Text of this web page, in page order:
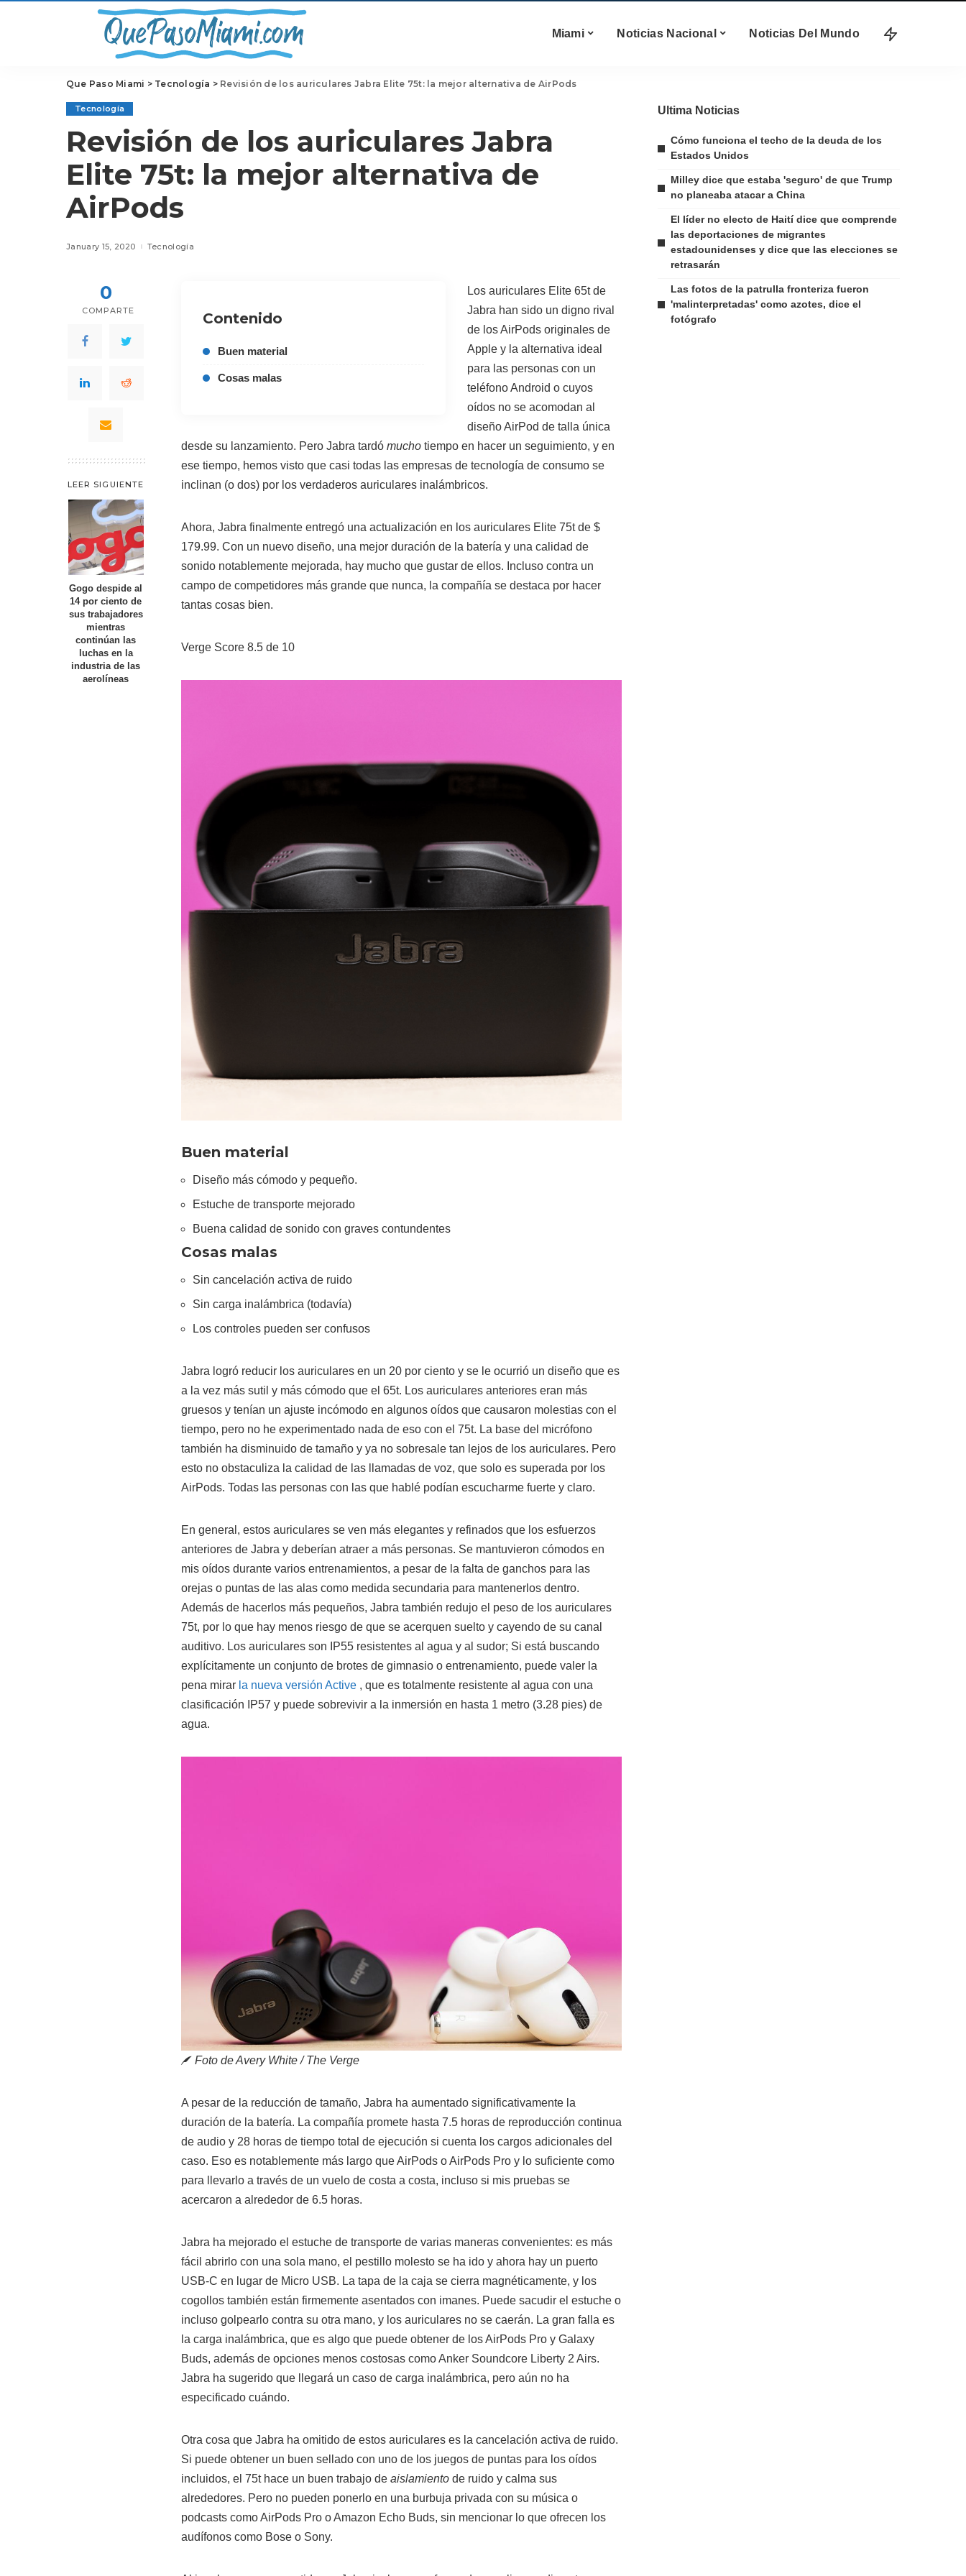
Miami Noticias Nacional Noticias Del Mundo
Que Paso Miami > Tecnología > Revisión de los auriculares Jabra Elite 75t: la mejor alternativa de AirPods
Tecnología
Revisión de los auriculares Jabra
Elite 75t: la mejor alternativa de
AirPods
January 15, 2020 Tecnología
0
COMPARTE
LEER SIGUIENTE
Gogo despide al
14 por ciento de
sus trabajadores
mientras
continúan las
luchas en la
industria de las
aerolíneas
Contenido
Buen material
Cosas malas
Los auriculares Elite 65t de
Jabra han sido un digno rival
de los AirPods originales de
Apple y la alternativa ideal
para las personas con un
teléfono Android o cuyos
oídos no se acomodan al
diseño AirPod de talla única
desde su lanzamiento. Pero Jabra tardó mucho tiempo en hacer un seguimiento, y en
ese tiempo, hemos visto que casi todas las empresas de tecnología de consumo se
inclinan (o dos) por los verdaderos auriculares inalámbricos.
Ahora, Jabra finalmente entregó una actualización en los auriculares Elite 75t de $
179.99. Con un nuevo diseño, una mejor duración de la batería y una calidad de
sonido notablemente mejorada, hay mucho que gustar de ellos. Incluso contra un
campo de competidores más grande que nunca, la compañía se destaca por hacer
tantas cosas bien.
Verge Score 8.5 de 10
Buen material
Diseño más cómodo y pequeño.
Estuche de transporte mejorado
Buena calidad de sonido con graves contundentes
Cosas malas
Sin cancelación activa de ruido
Sin carga inalámbrica (todavía)
Los controles pueden ser confusos
Jabra logró reducir los auriculares en un 20 por ciento y se le ocurrió un diseño que es
a la vez más sutil y más cómodo que el 65t. Los auriculares anteriores eran más
gruesos y tenían un ajuste incómodo en algunos oídos que causaron molestias con el
tiempo, pero no he experimentado nada de eso con el 75t. La base del micrófono
también ha disminuido de tamaño y ya no sobresale tan lejos de los auriculares. Pero
esto no obstaculiza la calidad de las llamadas de voz, que solo es superada por los
AirPods. Todas las personas con las que hablé podían escucharme fuerte y claro.
En general, estos auriculares se ven más elegantes y refinados que los esfuerzos
anteriores de Jabra y deberían atraer a más personas. Se mantuvieron cómodos en
mis oídos durante varios entrenamientos, a pesar de la falta de ganchos para las
orejas o puntas de las alas como medida secundaria para mantenerlos dentro.
Además de hacerlos más pequeños, Jabra también redujo el peso de los auriculares
75t, por lo que hay menos riesgo de que se acerquen suelto y cayendo de su canal
auditivo. Los auriculares son IP55 resistentes al agua y al sudor; Si está buscando
explícitamente un conjunto de brotes de gimnasio o entrenamiento, puede valer la
pena mirar la nueva versión Active , que es totalmente resistente al agua con una
clasificación IP57 y puede sobrevivir a la inmersión en hasta 1 metro (3.28 pies) de
agua.
Foto de Avery White / The Verge
A pesar de la reducción de tamaño, Jabra ha aumentado significativamente la
duración de la batería. La compañía promete hasta 7.5 horas de reproducción continua
de audio y 28 horas de tiempo total de ejecución si cuenta los cargos adicionales del
caso. Eso es notablemente más largo que AirPods o AirPods Pro y lo suficiente como
para llevarlo a través de un vuelo de costa a costa, incluso si mis pruebas se
acercaron a alrededor de 6.5 horas.
Jabra ha mejorado el estuche de transporte de varias maneras convenientes: es más
fácil abrirlo con una sola mano, el pestillo molesto se ha ido y ahora hay un puerto
USB-C en lugar de Micro USB. La tapa de la caja se cierra magnéticamente, y los
cogollos también están firmemente asentados con imanes. Puede sacudir el estuche o
incluso golpearlo contra su otra mano, y los auriculares no se caerán. La gran falla es
la carga inalámbrica, que es algo que puede obtener de los AirPods Pro y Galaxy
Buds, además de opciones menos costosas como Anker Soundcore Liberty 2 Airs.
Jabra ha sugerido que llegará un caso de carga inalámbrica, pero aún no ha
especificado cuándo.
Otra cosa que Jabra ha omitido de estos auriculares es la cancelación activa de ruido.
Si puede obtener un buen sellado con uno de los juegos de puntas para los oídos
incluidos, el 75t hace un buen trabajo de aislamiento de ruido y calma sus
alrededores. Pero no pueden ponerlo en una burbuja privada con su música o
podcasts como AirPods Pro o Amazon Echo Buds, sin mencionar lo que ofrecen los
audífonos como Bose o Sony.
Ultima Noticias
Cómo funciona el techo de la deuda de los
Estados Unidos
Milley dice que estaba 'seguro' de que Trump
no planeaba atacar a China
El líder no electo de Haití dice que comprende
las deportaciones de migrantes
estadounidenses y dice que las elecciones se
retrasarán
Las fotos de la patrulla fronteriza fueron
'malinterpretadas' como azotes, dice el
fotógrafo